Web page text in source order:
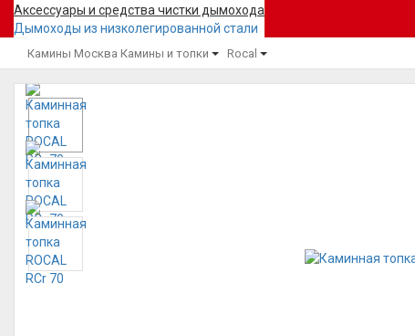
Аксессуары и средства чистки дымохода
Дымоходы из низколегированной стали
Камины Москва Камины и топки Rocal